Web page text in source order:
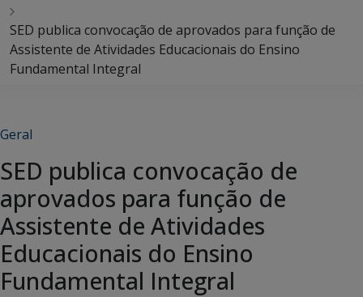
SED publica convocação de aprovados para função de
Assistente de Atividades Educacionais do Ensino
Fundamental Integral
Geral
SED publica convocação de
aprovados para função de
Assistente de Atividades
Educacionais do Ensino
Fundamental Integral